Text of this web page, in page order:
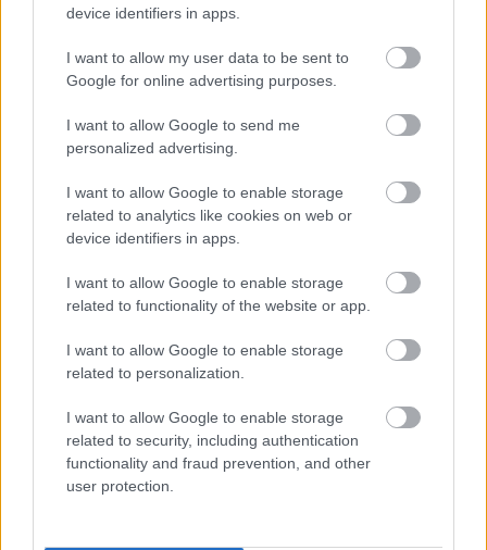
device identifiers in apps.
I want to allow my user data to be sent to
Google for online advertising purposes.
I want to allow Google to send me
personalized advertising.
I want to allow Google to enable storage
related to analytics like cookies on web or
device identifiers in apps.
I want to allow Google to enable storage
related to functionality of the website or app.
I want to allow Google to enable storage
related to personalization.
I want to allow Google to enable storage
related to security, including authentication
functionality and fraud prevention, and other
user protection.
KICSIKNEK ÉS NAGYOKNAK
KEZDŐDIK A 13. SZEMREVALÓ FILMFESZTIVÁL
A bejegyzés trackback címe:
https://kulturpart.hu/api/trackback/id/7921614